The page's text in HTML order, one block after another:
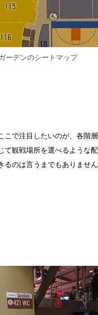
ーデンのシートマップ
こで注目したいのが、各階
て観戦場所を選べるような
るのは言うまでもありませ